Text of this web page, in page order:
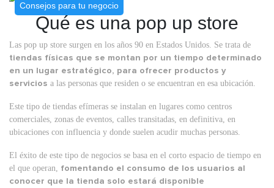
Consejos para tu negocio
Qué es una pop up store
Las pop up store surgen en los años 90 en Estados Unidos. Se trata de
tiendas físicas que se montan por un tiempo determinado
en un lugar estratégico, para ofrecer productos y
servicios a las personas que residen o se encuentran en esa ubicación.
Este tipo de tiendas efímeras se instalan en lugares como centros
comerciales, zonas de eventos, calles transitadas, en definitiva, en
ubicaciones con influencia y donde suelen acudir muchas personas.
El éxito de este tipo de negocios se basa en el corto espacio de tiempo en
el que operan, fomentando el consumo de los usuarios al
conocer que la tienda solo estará disponible